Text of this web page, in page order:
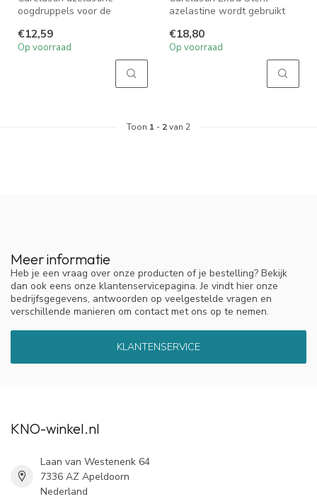
oogdruppels voor de
van de sympto...
€12,59
Op voorraad
azelastine wordt gebruikt
allergi...
€18,80
Op voorraad
Toon 1 - 2van 2
Meer informatie
Heb je een vraag over onze producten of je bestelling? Bekijk
dan ook eens onze klantenservicepagina. Je vindt hier onze
bedrijfsgegevens, antwoorden op veelgestelde vragen en
verschillende manieren om contact met ons op te nemen.
KLANTENSERVICE
KNO-winkel.nl
Laan van Westenenk 64
7336 AZ Apeldoorn
Nederland